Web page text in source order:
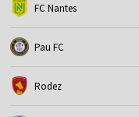
FC Nantes
Pau FC
Rodez